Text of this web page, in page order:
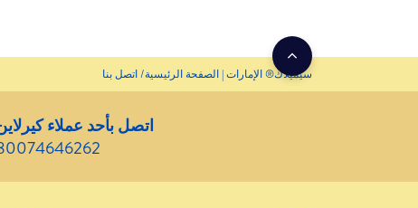
سيميلاك® الإمارات | الصفحة الرئيسية اتصل بنا
اتصل بأحد عملاء